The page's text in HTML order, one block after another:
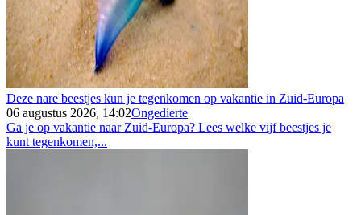
Deze nare beestjes kun je tegenkomen op vakantie in Zuid-Europa
06 augustus 2026, 14:02Ongedierte
Ga je op vakantie naar Zuid-Europa? Lees welke vijf beestjes je
kunt tegenkomen,...